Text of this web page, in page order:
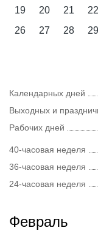
19
20 21 22
26
27 28 29
Календарных дней
Выходных и
Рабочих дней
40-часовая неделя
36-часовая неделя
24-часовая неделя
Февраль